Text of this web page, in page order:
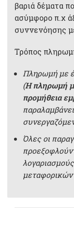
βαριά δέματα
ασύμφορο π.χ
συννενόησης
Τρόπος
Πληρωμή με
(Η πληρωμή
προμήθεια
Όλες οι
μεταφορικών